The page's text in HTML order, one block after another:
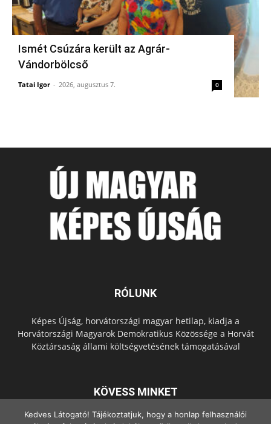
Ismét Csúzára került az Agrár-
Vándorbölcső
Tatai Igor - 2026, augusztus 7. 0
RÓLUNK
Képes Újság, horvátországi magyar hetilap, kiadja a
Horvátországi Magyarok Demokratikus Közössége a Horvát
Köztársaság állami költségvetésének támogatásával
KÖVESS MINKET
Kedves Látogató! Tájékoztatjuk, hogy a honlap felhasználói